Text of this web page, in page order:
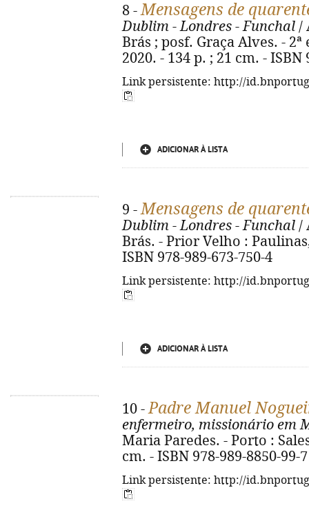
8 -Mensagens de
Dublim - Londres - Funchal /
Brás ; posf. Graça Alves. -
2020. - 134 p. ; 21 cm. - ISBN
Link persistente: http://
ADICIONAR À LISTA
9 -Mensagens de
Dublim - Londres - Funchal /
Brás. - Prior Velho :
ISBN 978-989-673-750-4
Link persistente: http://
ADICIONAR À LISTA
10 -Padre Manuel
enfermeiro, missionário em
Maria Paredes. - Porto :
cm. - ISBN 978-989-8850-99-7
Link persistente: http://